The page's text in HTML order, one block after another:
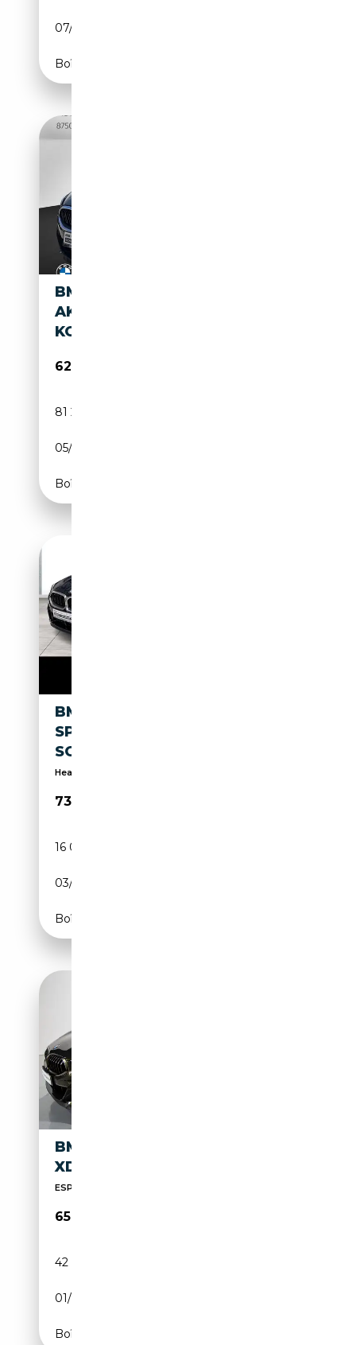
07/2024
Boîte automatique
BMW M850 I XDRIVE DAB
AKTIVLENKUNG WLAN
KOMFORTZG.
62 490€
81 203 km
05/2023
Boîte automatique
BMW M850 I XDRIVE COUPÉ M
SPORT PRO AKTIVLENK
SOFTCLOSE IND
Head-Up Display
73 890€
16 083 km
03/2025
Boîte automatique
BMW M850 M850I COUPÉ
XDRIVE
ESP, Sièges sport, Verrouillage centralisé, Climat...
65 500€
42 900 km
01/2019
Boîte automatique